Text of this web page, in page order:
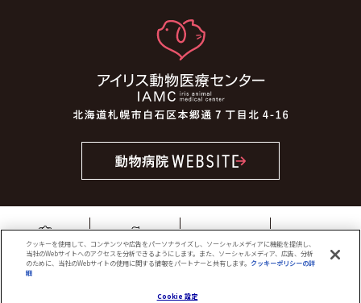
働く環境 募集職種 採用動画 ENTRY
クッキーを使用して、コンテンツや広告をパーソナライズし、ソーシャルメディアに機能を提供し、
当社のWebサイトへのアクセスを分析できるようにします。また、ソーシャルメディア、広告、分析
のために、当社のWebサイトの使用に関する情報をパートナーと共有します。クッキーポリシーの詳
細
Cookie 設定